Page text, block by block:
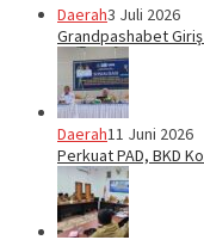
Daerah3 Juli 2026
Grandpashabet
Daerah11 Juni 2026
Perkuat PAD, BKD